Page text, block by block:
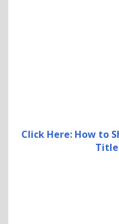
Click Here: How to